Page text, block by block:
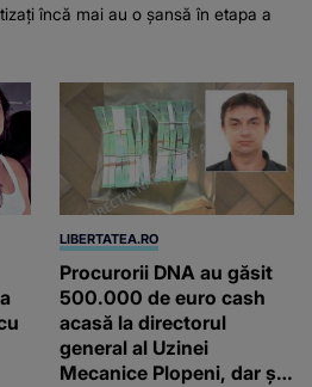
încă mai au o șansă în etapa a
LIBERTATEA.RO
Procurorii DNA au găsit
500.000 de euro cash
acasă la directorul
general al Uzinei
Mecanice Plopeni, dar și